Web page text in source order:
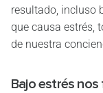
resultado, incluso
que causa estrés,
de nuestra
Bajo estrés